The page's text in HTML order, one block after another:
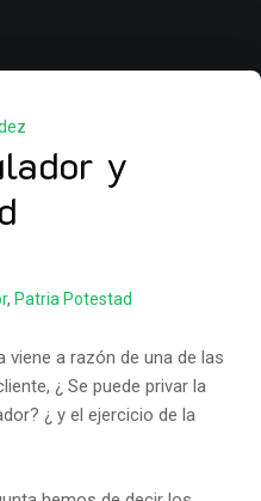
y
, Patria Potestad
a razón de una de las
¿ Se puede privar la
¿ y el ejercicio de la